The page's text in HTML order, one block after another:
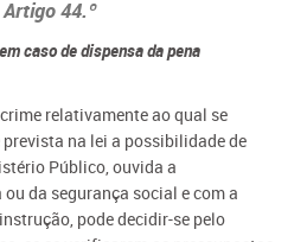
Artigo 44.º
caso de dispensa da pena
relativamente ao qual se
na lei a possibilidade de
Público, ouvida a
da segurança social e com a
pode decidir-se pelo